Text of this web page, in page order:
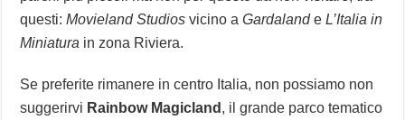
questi:Movieland Studios vicino aGardalandeL’Italia in
Miniatura in zona Riviera.
Se preferite rimanere in centro Italia, non possiamo non
suggerirvi Rainbow Magicland , il grande parco tematico